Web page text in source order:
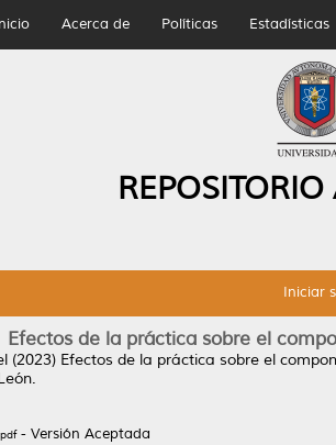
Acerca de Políticas Estadísticas
Iniciar
Efectos de la práctica sobre el
(2023) Efectos de la práctica sobre el
- Versión Aceptada